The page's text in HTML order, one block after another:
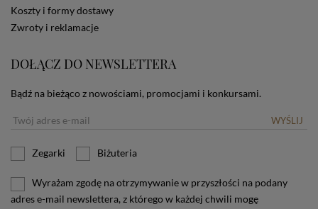
Koszty i formy dostawy
Zwroty i reklamacje
DOŁĄCZ DO NEWSLETTERA
Bądź na bieżąco z nowościami, promocjami i konkursami.
WYŚLIJ
Zegarki Biżuteria
Wyrażam zgodę na otrzymywanie w przyszłości na podany
adres e-mail newslettera, z którego w każdej chwili mogę